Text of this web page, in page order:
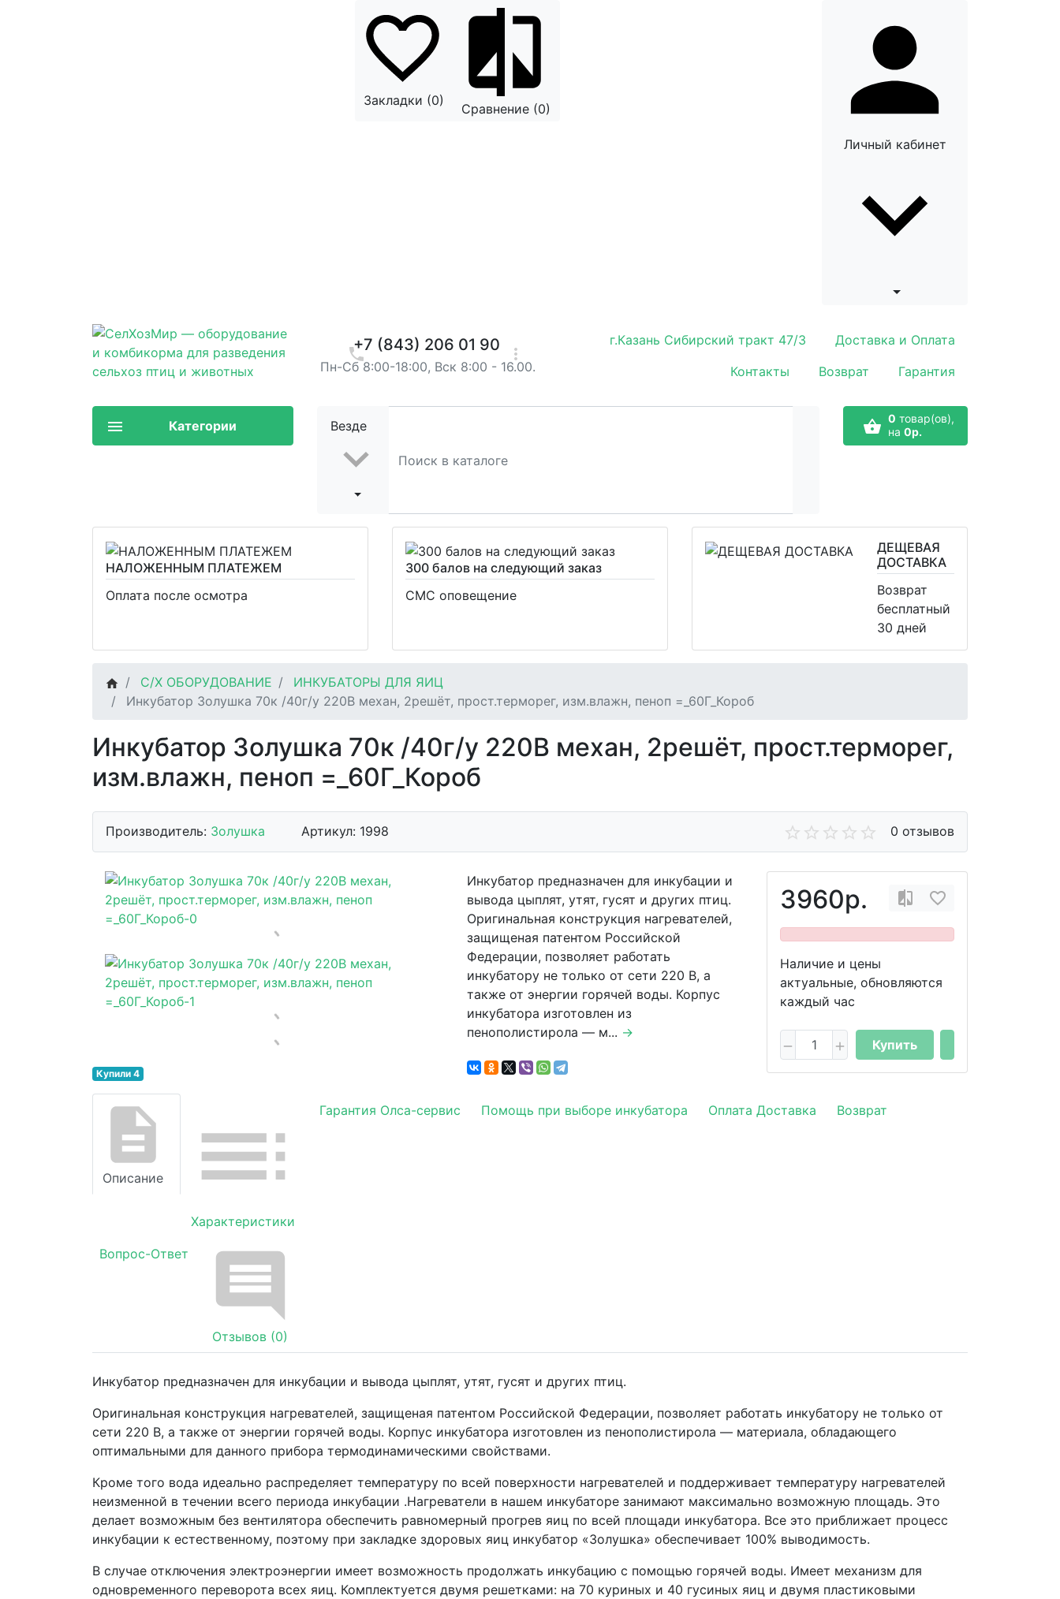
Закладки (0)
Сравнение (0)
Личный кабинет
+7 (843) 206 01 90
Пн-Сб 8:00-18:00, Вск 8:00 - 16.00.
г.Казань Сибирский тракт 47/3
Доставка и Оплата
Контакты
Возврат Гарантия
Везде 0 товар(ов),
на 0р.
Категории
НАЛОЖЕННЫМ ПЛАТЕЖЕМ
Оплата после осмотра
300 балов на следующий заказ
СМС оповещение
ДЕЩЕВАЯ
ДОСТАВКА
Возврат
бесплатный
30 дней
С/Х ОБОРУДОВАНИЕ
ИНКУБАТОРЫ ДЛЯ ЯИЦ
Инкубатор Золушка 70к /40г/у 220В механ, 2решёт, прост.терморег, изм.влажн, пеноп =_60Г_Короб
Инкубатор Золушка 70к /40г/у 220В механ, 2решёт, прост.терморег,
изм.влажн, пеноп =_60Г_Короб
Производитель: Золушка Артикул: 1998 0 отзывов
Купили 4
3960р.
Наличие и цены
актуальные, обновляются
каждый час
Купить
Инкубатор предназначен для инкубации и
вывода цыплят, утят, гусят и других птиц.
Оригинальная конструкция нагревателей,
защищеная патентом Российской
Федерации, позволяет работать
инкубатору не только от сети 220 В, а
также от энергии горячей воды. Корпус
инкубатора изготовлен из
пенополистирола — м... →
Описание
Характеристики
Гарантия Олса-сервис Помощь при выборе инкубатора Оплата Доставка Возврат
Вопрос-Ответ
Отзывов (0)
Инкубатор предназначен для инкубации и вывода цыплят, утят, гусят и других птиц.
Оригинальная конструкция нагревателей, защищеная патентом Российской Федерации, позволяет работать инкубатору не только от
сети 220 В, а также от энергии горячей воды. Корпус инкубатора изготовлен из пенополистирола — материала, обладающего
оптимальными для данного прибора термодинамическими свойствами.
Кроме того вода идеально распределяет температуру по всей поверхности нагревателей и поддерживает температуру нагревателей
неизменной в течении всего периода инкубации .Нагреватели в нашем инкубаторе занимают максимально возможную площадь. Это
делает возможным без вентилятора обеспечить равномерный прогрев яиц по всей площади инкубатора. Все это приближает процесс
инкубации к естественному, поэтому при закладке здоровых яиц инкубатор «Золушка» обеспечивает 100% выводимость.
В случае отключения электроэнергии имеет возможность продолжать инкубацию с помощью горячей воды. Имеет механизм для
одновременного переворота всех яиц. Комплектуется двумя решетками: на 70 куриных и 40 гусиных яиц и двумя пластиковыми